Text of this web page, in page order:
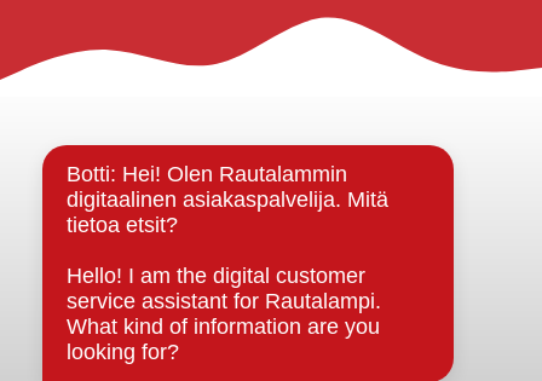
Rautalammin kunta
Strategiat, ohjelmat, ohjeet, suunnitelmat, säännöt ja
sopimukset
Asiakirjajulkisuuskuvaus
Evästeet
Saavutettavuusseloste
Tietosuoja